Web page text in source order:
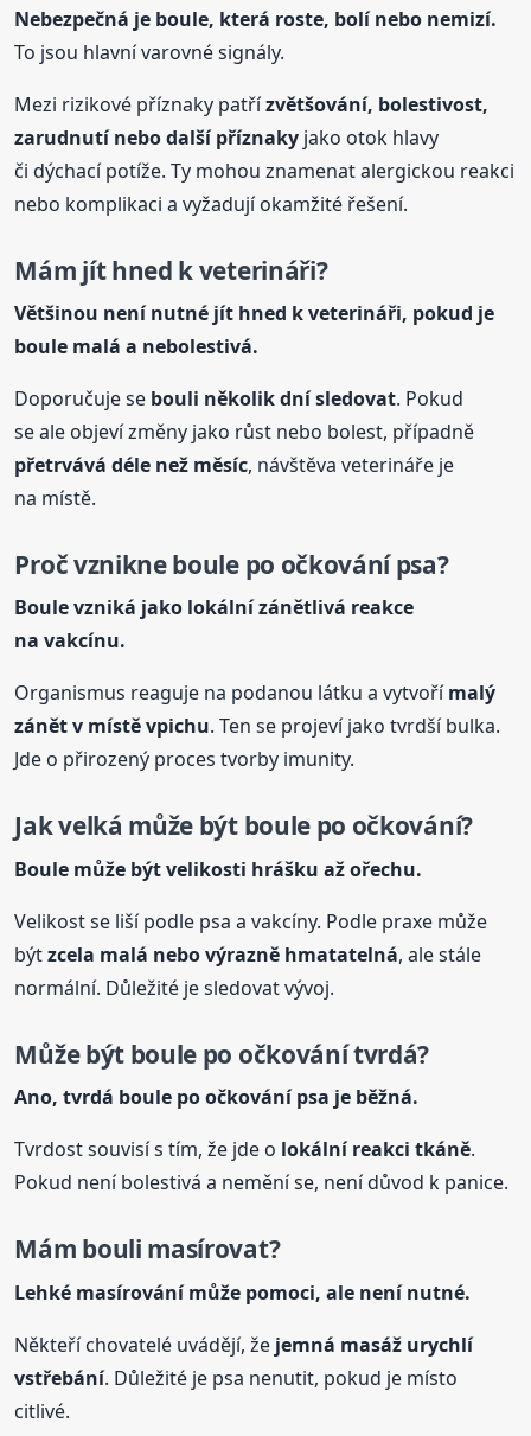
Nebezpečná je boule, která roste, bolí nebo nemizí.
To jsou hlavní varovné signály.
Mezi rizikové příznaky patřízvětšování, bolestivost,
zarudnutí nebo další příznaky jako otok hlavy
či dýchací potíže. Ty mohou znamenat alergickou reakci
nebo komplikaci a vyžadují okamžité řešení.
Mám jít hned k veterináři?
Většinou není nutné jít hned k veterináři, pokud je
boule malá a nebolestivá.
Doporučuje se bouli několik dní sledovat. Pokud
se ale objeví změny jako růst nebo bolest, případně
přetrvává déle než měsíc, návštěva veterináře je
na místě.
Proč vznikne boule po očkování psa?
Boule vzniká jako lokální zánětlivá reakce
na vakcínu.
Organismus reaguje na podanou látku a vytvořímalý
zánět v místě vpichu. Ten se projeví jako tvrdší bulka.
Jde o přirozený proces tvorby imunity.
Jak velká může být boule po očkování?
Boule může být velikosti hrášku až ořechu.
Velikost se liší podle psa a vakcíny. Podle praxe může
býtzcela malá nebo výrazně hmatatelná, ale stále
normální. Důležité je sledovat vývoj.
Může být boule po očkování tvrdá?
Ano, tvrdá boule po očkování psa je běžná.
Tvrdost souvisí s tím, že jde o lokální reakci tkáně.
Pokud není bolestivá a nemění se, není důvod k panice.
Mám bouli masírovat?
Lehké masírování může pomoci, ale není nutné.
Někteří chovatelé uvádějí, že jemná masáž urychlí
vstřebání. Důležité je psa nenutit, pokud je místo
citlivé.